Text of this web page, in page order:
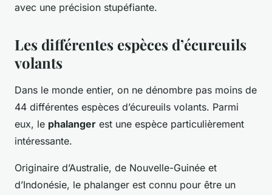
avec une précision stupéfiante.
Les différentes espèces d’écureuils
volants
Dans le monde entier, on ne dénombre pas moins de
44 différentes espèces d’écureuils volants. Parmi
eux, le phalanger est une espèce particulièrement
intéressante.
Originaire d’Australie, de Nouvelle-Guinée et
d’Indonésie, le phalanger est connu pour être un